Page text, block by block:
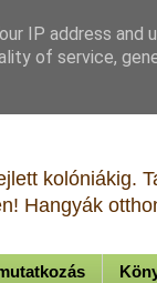
kolóniákig.
Hangyák
IP address and
of service,